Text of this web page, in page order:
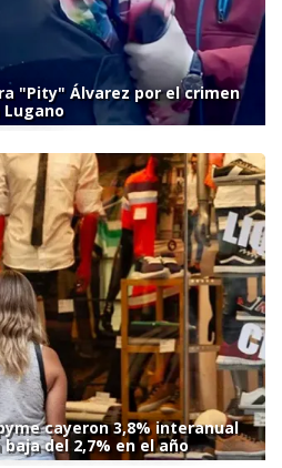
"Pity" Álvarez por el crimen
Lugano
cayeron 3,8% interanual
del 2,7% en el año